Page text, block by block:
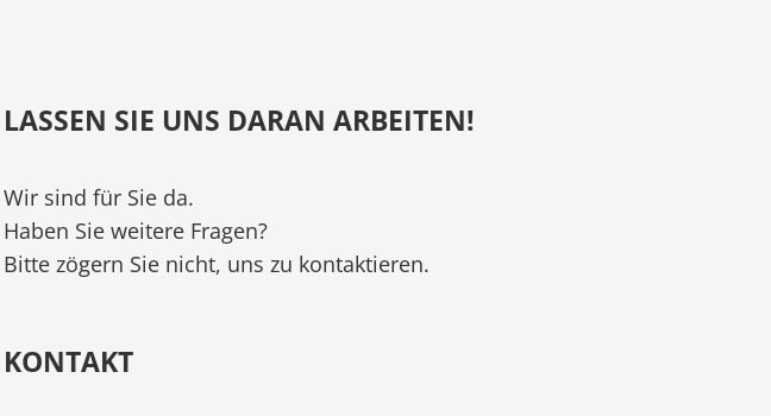
LASSEN SIE UNS DARAN ARBEITEN!
Wir sind für Sie da.
Haben Sie weitere Fragen?
Bitte zögern Sie nicht, uns zu kontaktieren.
KONTAKT